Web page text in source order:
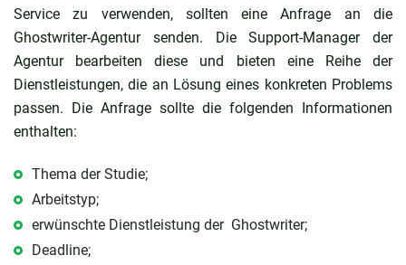
Service zu verwenden, sollten eine Anfrage an die
Ghostwriter-Agentur senden. Die Support-Manager der
Agentur bearbeiten diese und bieten eine Reihe der
Dienstleistungen, die an Lösung eines konkreten Problems
passen. Die Anfrage sollte die folgenden Informationen
enthalten:
Thema der Studie;
Arbeitstyp;
erwünschte Dienstleistung der Ghostwriter;
Deadline;